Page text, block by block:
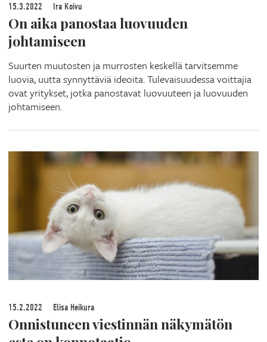
15.3.2022 Ira Koivu
On aika panostaa luovuuden
johtamiseen
Suurten muutosten ja murrosten keskellä tarvitsemme
luovia, uutta synnyttäviä ideoita. Tulevaisuudessa voittajia
ovat yritykset, jotka panostavat luovuuteen ja luovuuden
johtamiseen.
15.2.2022 Elisa Heikura
Onnistuneen viestinnän näkymätön